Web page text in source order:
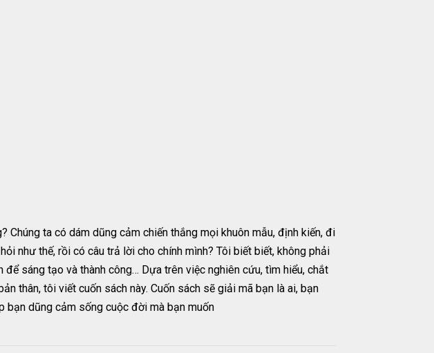
ta có dám dũng cảm chiến thắng mọi khuôn mẫu, định kiến, đi
như thế, rồi có câu trả lời cho chính mình? Tôi biết biết, không phải
sáng tạo và thành công… Dựa trên việc nghiên cứu, tìm hiểu, chắt
thân, tôi viết cuốn sách này. Cuốn sách sẽ giải mã bạn là ai, bạn
bạn dũng cảm sống cuộc đời mà bạn muốn